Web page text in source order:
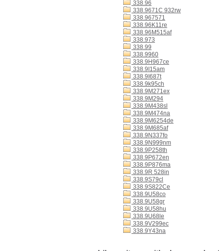
338.96
338.9671C 932rw
338.967571
338.96K11re
338.96M515af
338.973
338.99
338.9960
338.9H967ce
338.9I15am
338.9I687t
338.9k95ch
338.9M271ex
338.9M294
338.9M438sl
338.9M474na
338.9M6254de
338.9M685af
338.9N337fo
338.9N999nm
338.9P258th
338.9P672en
338.9P876ma
338.9R 528in
338.9S79cl
338.9S822Ce
338.9U58co
338.9U58gr
338.9U58hu
338.9U68le
338.9V299ec
338.9Y43na